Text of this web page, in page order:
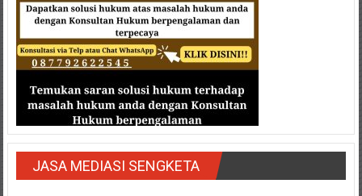
JASA MEDIASI SENGKETA